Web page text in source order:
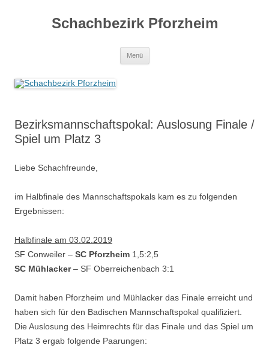
Schachbezirk Pforzheim
Menü
Bezirksmannschaftspokal: Auslosung Finale /
Spiel um Platz 3
Liebe Schachfreunde,
im Halbfinale des Mannschaftspokals kam es zu folgenden
Ergebnissen:
Halbfinale am 03.02.2019
SF Conweiler – SC Pforzheim 1,5:2,5
SC Mühlacker– SF Oberreichenbach 3:1
Damit haben Pforzheim und Mühlacker das Finale erreicht und
haben sich für den Badischen Mannschaftspokal qualifiziert.
Die Auslosung des Heimrechts für das Finale und das Spiel um
Platz 3 ergab folgende Paarungen: